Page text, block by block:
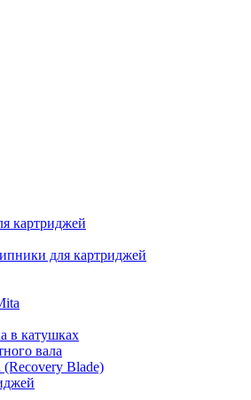
картриджей
для картриджей
в катушках
вала
(Recovery Blade)